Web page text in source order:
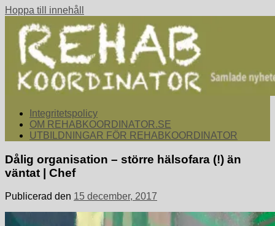
Hoppa till innehåll
rehabkoordinator.se
Samlade nyheter för dig som arbetar med att koordinera och
samordna rehabiliterande åtgärder för återgång i arbete.
Integritetspolicy
OM REHABKOORDINATOR.SE
UTBILDNINGAR FÖR REHABKOORDINATOR
Dålig organisation – större hälsofara (!) än
väntat | Chef
Publicerad den 15 december, 2017